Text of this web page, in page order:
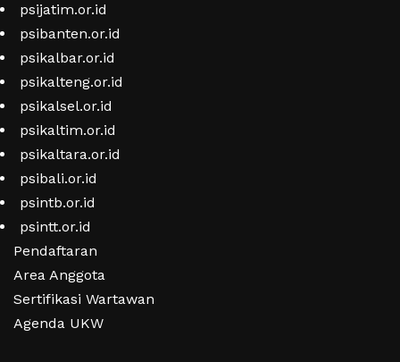
psijatim.or.id
psibanten.or.id
psikalbar.or.id
psikalteng.or.id
psikalsel.or.id
psikaltim.or.id
psikaltara.or.id
psibali.or.id
psintb.or.id
psintt.or.id
Pendaftaran
Area Anggota
Sertifikasi Wartawan
Agenda UKW